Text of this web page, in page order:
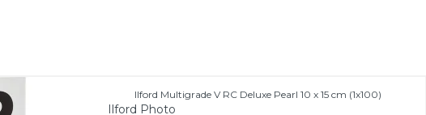
Ilford Multigrade V RC Deluxe Pearl 10 x 15 cm (1x100)
Ilford Photo